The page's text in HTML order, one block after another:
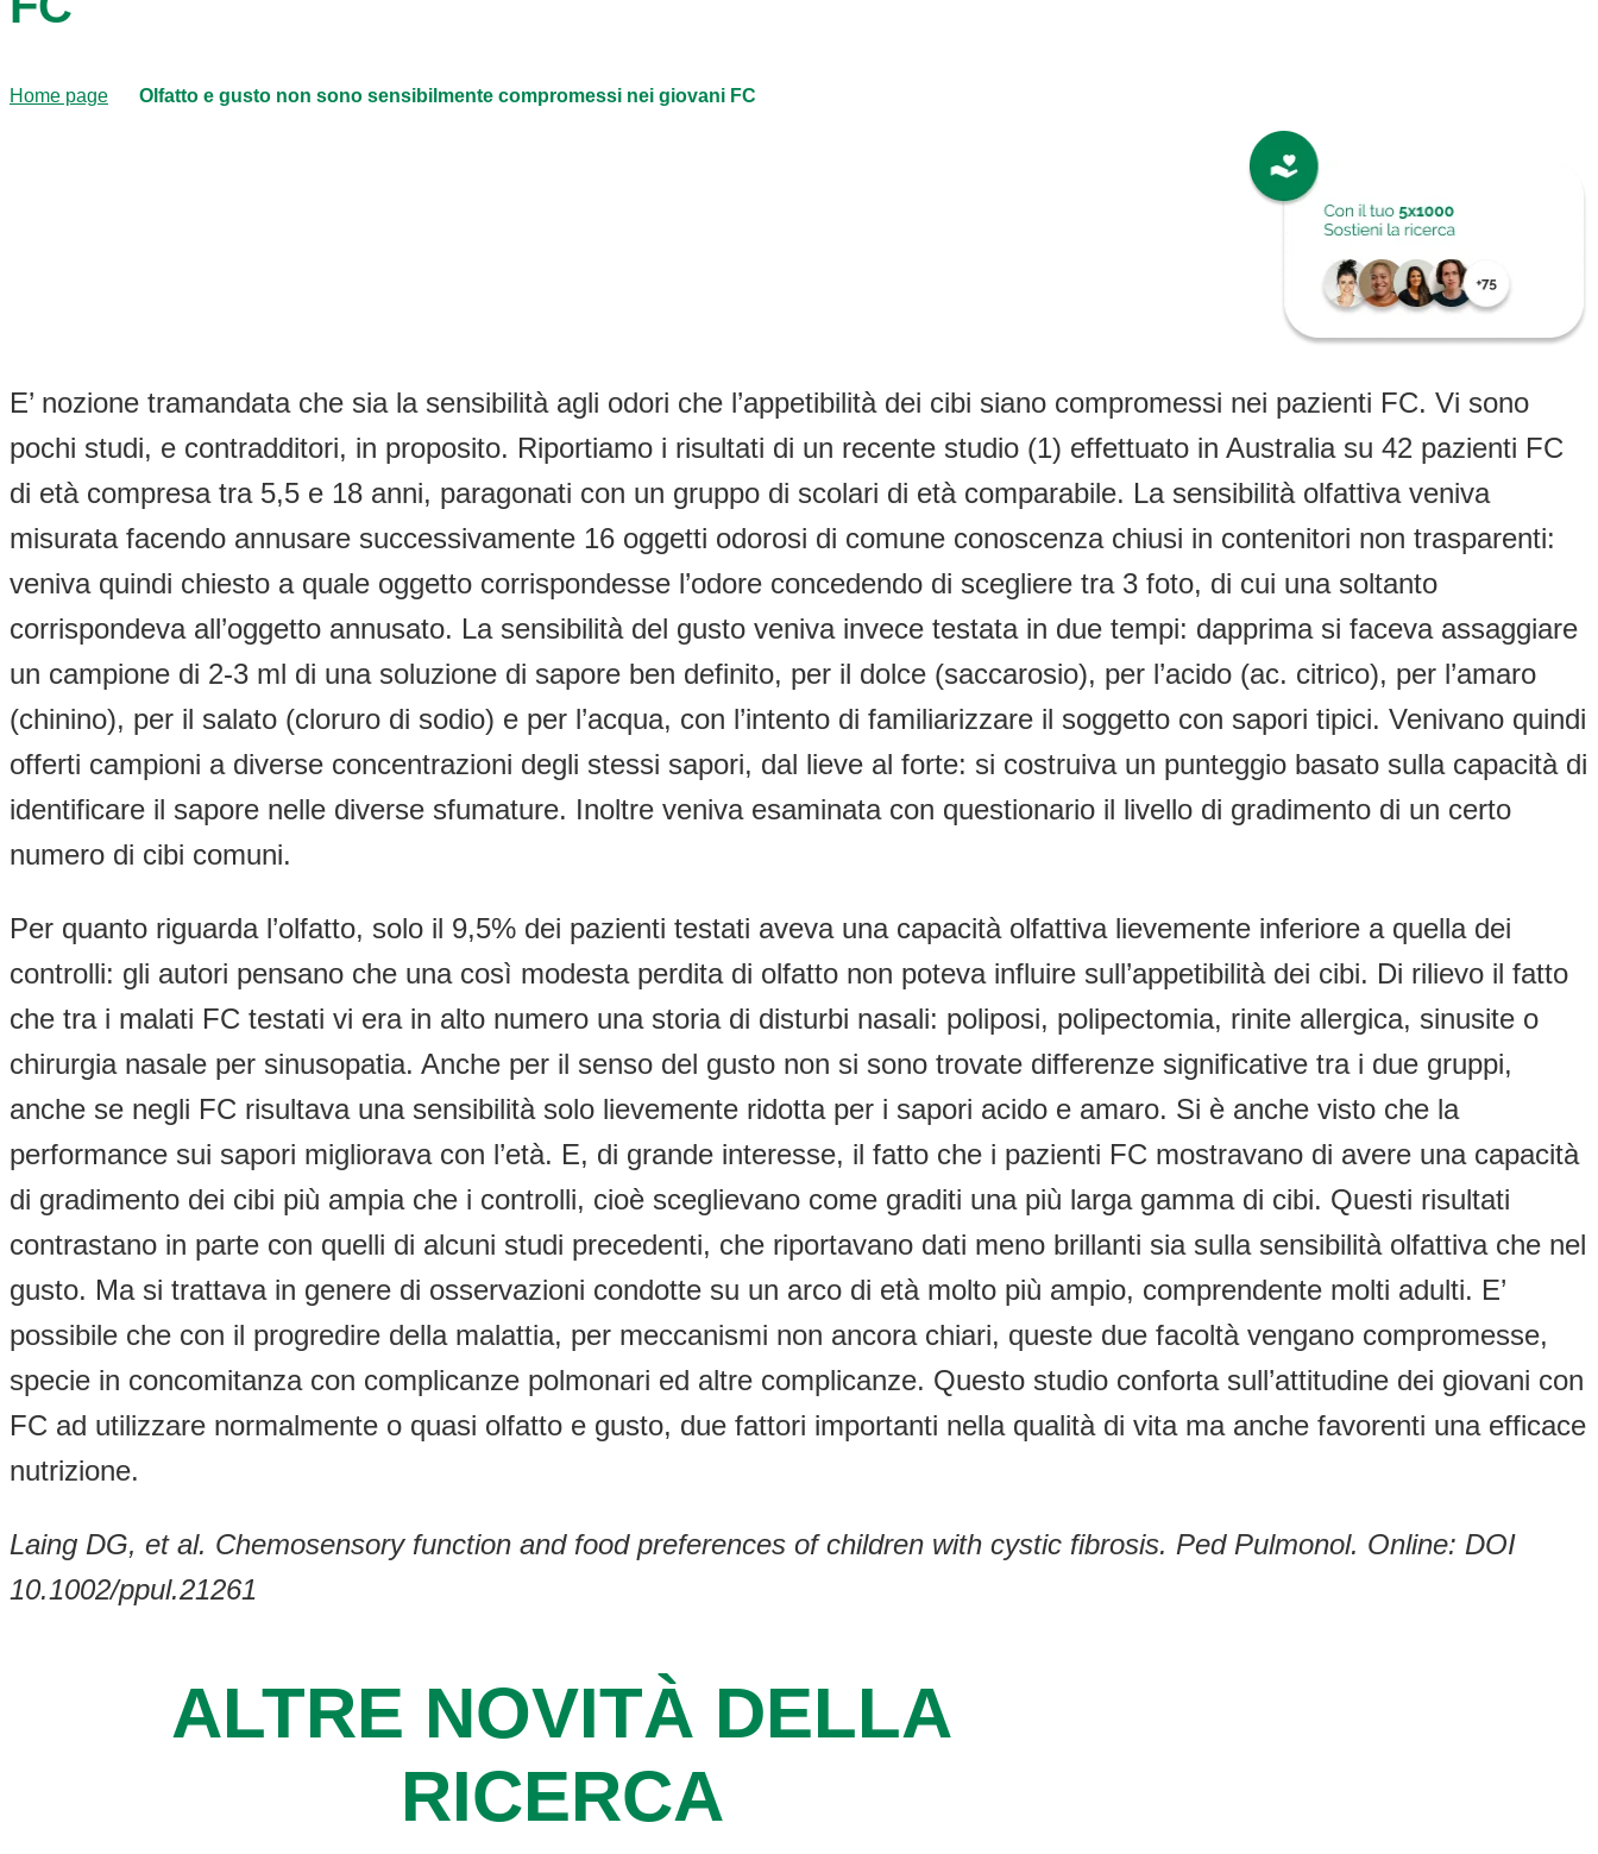
Home page Olfatto e gusto non sono sensibilmente compromessi nei giovani FC
E’ nozione tramandata che sia la sensibilità agli odori che l’appetibilità dei cibi siano compromessi nei pazienti FC. Vi sono
pochi studi, e contradditori, in proposito. Riportiamo i risultati di un recente studio (1) effettuato in Australia su 42 pazienti FC
di età compresa tra 5,5 e 18 anni, paragonati con un gruppo di scolari di età comparabile. La sensibilità olfattiva veniva
misurata facendo annusare successivamente 16 oggetti odorosi di comune conoscenza chiusi in contenitori non trasparenti:
veniva quindi chiesto a quale oggetto corrispondesse l’odore concedendo di scegliere tra 3 foto, di cui una soltanto
corrispondeva all’oggetto annusato. La sensibilità del gusto veniva invece testata in due tempi: dapprima si faceva assaggiare
un campione di 2-3 ml di una soluzione di sapore ben definito, per il dolce (saccarosio), per l’acido (ac. citrico), per l’amaro
(chinino), per il salato (cloruro di sodio) e per l’acqua, con l’intento di familiarizzare il soggetto con sapori tipici. Venivano quindi
offerti campioni a diverse concentrazioni degli stessi sapori, dal lieve al forte: si costruiva un punteggio basato sulla capacità di
identificare il sapore nelle diverse sfumature. Inoltre veniva esaminata con questionario il livello di gradimento di un certo
numero di cibi comuni.
Per quanto riguarda l’olfatto, solo il 9,5% dei pazienti testati aveva una capacità olfattiva lievemente inferiore a quella dei
controlli: gli autori pensano che una così modesta perdita di olfatto non poteva influire sull’appetibilità dei cibi. Di rilievo il fatto
che tra i malati FC testati vi era in alto numero una storia di disturbi nasali: poliposi, polipectomia, rinite allergica, sinusite o
chirurgia nasale per sinusopatia. Anche per il senso del gusto non si sono trovate differenze significative tra i due gruppi,
anche se negli FC risultava una sensibilità solo lievemente ridotta per i sapori acido e amaro. Si è anche visto che la
performance sui sapori migliorava con l’età. E, di grande interesse, il fatto che i pazienti FC mostravano di avere una capacità
di gradimento dei cibi più ampia che i controlli, cioè sceglievano come graditi una più larga gamma di cibi. Questi risultati
contrastano in parte con quelli di alcuni studi precedenti, che riportavano dati meno brillanti sia sulla sensibilità olfattiva che nel
gusto. Ma si trattava in genere di osservazioni condotte su un arco di età molto più ampio, comprendente molti adulti. E’
possibile che con il progredire della malattia, per meccanismi non ancora chiari, queste due facoltà vengano compromesse,
specie in concomitanza con complicanze polmonari ed altre complicanze. Questo studio conforta sull’attitudine dei giovani con
FC ad utilizzare normalmente o quasi olfatto e gusto, due fattori importanti nella qualità di vita ma anche favorenti una efficace
nutrizione.
Laing DG, et al. Chemosensory function and food preferences of children with cystic fibrosis. Ped Pulmonol. Online: DOI
10.1002/ppul.21261
ALTRE NOVITÀ DELLA
RICERCA